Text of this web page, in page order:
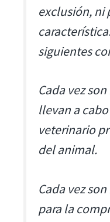
exclusión, ni
siguientes
Cada vez
llevan a
veterinario
del animal.
Cada vez
para la